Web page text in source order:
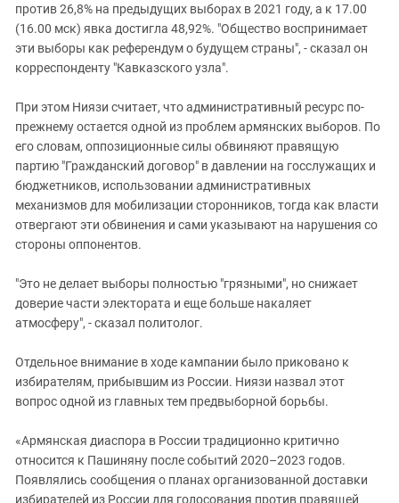
против 26,8% на предыдущих выборах в 2021 году, а к 17.00
(16.00 мск) явка достигла 48,92%. "Общество воспринимает
эти выборы как референдум о будущем страны", - сказал он
корреспонденту "Кавказского узла".
При этом Ниязи считает, что административный ресурс по-
прежнему остается одной из проблем армянских выборов. По
его словам, оппозиционные силы обвиняют правящую
партию "Гражданский договор" в давлении на госслужащих и
бюджетников, использовании административных
механизмов для мобилизации сторонников, тогда как власти
отвергают эти обвинения и сами указывают на нарушения со
стороны оппонентов.
"Это не делает выборы полностью "грязными", но снижает
доверие части электората и еще больше накаляет
атмосферу", - сказал политолог.
Отдельное внимание в ходе кампании было приковано к
избирателям, прибывшим из России. Ниязи назвал этот
вопрос одной из главных тем предвыборной борьбы.
«Армянская диаспора в России традиционно критично
относится к Пашиняну после событий 2020–2023 годов.
Появлялись сообщения о планах организованной доставки
избирателей из России для голосования против правящей